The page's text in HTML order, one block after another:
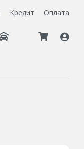
Кредит Оплата